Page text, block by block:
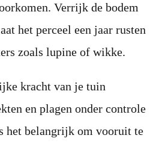
Verrijk de bodem
het perceel een jaar rusten
zoals lupine of wikke.
kracht van je tuin
en plagen onder controle
het belangrijk om vooruit te